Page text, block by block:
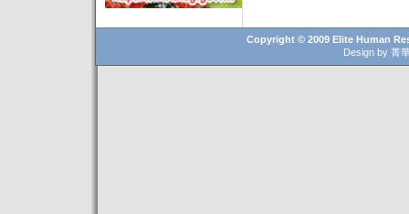
Copyright © 2009 Elite Human
Design by 菁